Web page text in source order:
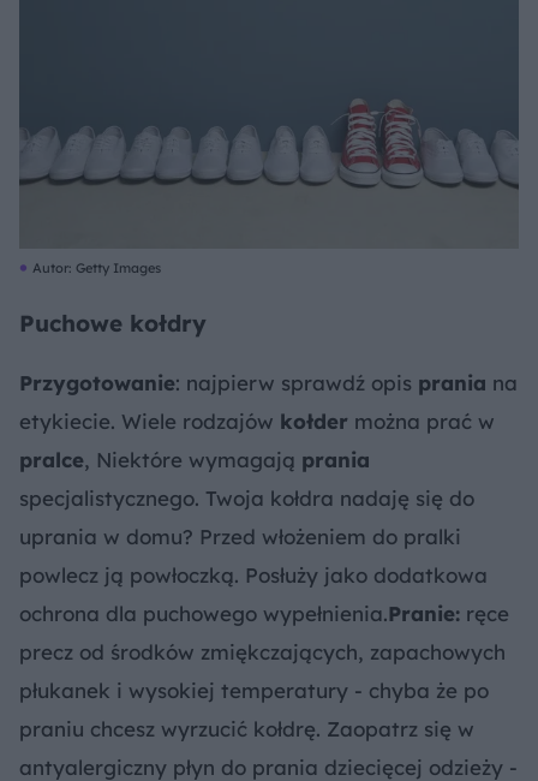
Autor: Getty Images
Puchowe kołdry
Przygotowanie: najpierw sprawdź opis prania na
etykiecie. Wiele rodzajów kołder można prać w
pralce, Niektóre wymagają prania
specjalistycznego. Twoja kołdra nadaję się do
uprania w domu? Przed włożeniem do pralki
powlecz ją powłoczką. Posłuży jako dodatkowa
ochrona dla puchowego wypełnienia.Pranie: ręce
precz od środków zmiękczających, zapachowych
płukanek i wysokiej temperatury - chyba że po
praniu chcesz wyrzucić kołdrę. Zaopatrz się w
antyalergiczny płyn do prania dziecięcej odzieży -